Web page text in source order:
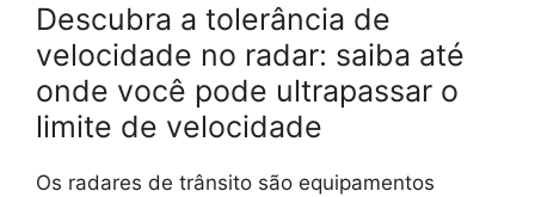
Descubra a tolerância de
velocidade no radar: saiba até
onde você pode ultrapassar o
limite de velocidade
Os radares de trânsito são equipamentos